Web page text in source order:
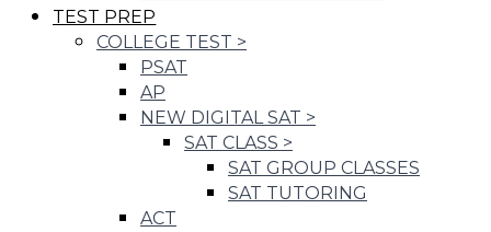
TEST PREP
COLLEGE TEST >
PSAT
AP
NEW DIGITAL SAT >
SAT CLASS >
SAT GROUP CLASSES
SAT TUTORING
ACT